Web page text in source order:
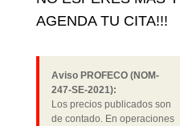
AGENDA TU CITA!!!
Aviso PROFECO (NOM-
247-SE-2021):
Los precios publicados son
de contado. En operaciones